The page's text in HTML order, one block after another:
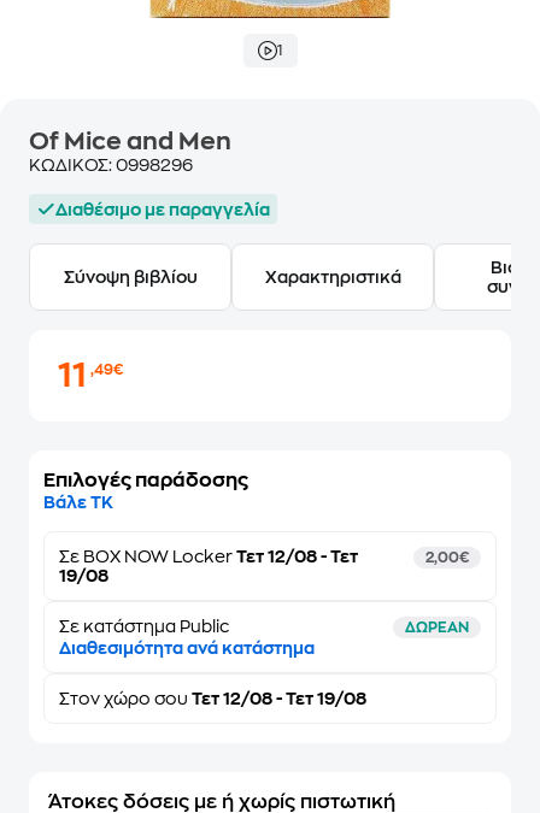
1
Of Mice and Men
ΚΩΔΙΚΟΣ: 0998296
Διαθέσιμο με παραγγελία
Σύνοψη βιβλίου Χαρακτηριστικά
11,49€
Επιλογές παράδοσης
Βάλε ΤΚ
Σε BOX NOW Locker Τετ 12/08 - Τετ
19/08
2,00€
Σε κατάστημα Public ΔΩΡΕΑΝ
Διαθεσιμότητα ανά κατάστημα
Στον χώρο σου Τετ 12/08 - Τετ 19/08
Άτοκες δόσεις με ή χωρίς πιστωτική